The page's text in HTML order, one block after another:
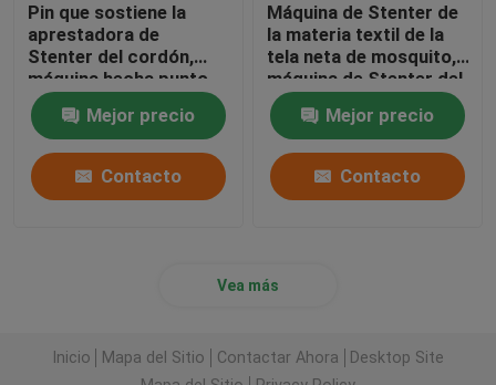
Pin que sostiene la
aprestadora de
Stenter del cordón,
máquina hecha punto
del ajuste del calor de
la tela Mejor precio
Contacto
Máquina de Stenter de
la materia textil de la
tela neta de mosquito,
máquina de Stenter del
aire caliente de la
tensión bajaMejor precio
Contacto
Vea más
Inicio Mapa del Sitio Contactar Ahora
Desktop Site